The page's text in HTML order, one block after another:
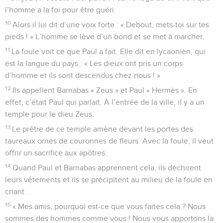
l’homme a la foi pour être guéri.
10 Alors il lui dit d’une voix forte : « Debout, mets-toi sur tes
pieds ! » L’homme se lève d’un bond et se met à marcher.
11 La foule voit ce que Paul a fait. Elle dit en lycaonien, qui
est la langue du pays : « Les dieux ont pris un corps
d’homme et ils sont descendus chez nous ! »
12 Ils appellent Barnabas « Zeus » et Paul « Hermès ». En
effet, c’était Paul qui parlait. À l’entrée de la ville, il y a un
temple pour le dieu Zeus.
13 Le prêtre de ce temple amène devant les portes des
taureaux ornés de couronnes de fleurs. Avec la foule, il veut
offrir un sacrifice aux apôtres.
14 Quand Paul et Barnabas apprennent cela, ils déchirent
leurs vêtements et ils se précipitent au milieu de la foule en
criant :
15 « Mes amis, pourquoi est-ce que vous faites cela ? Nous
sommes des hommes comme vous ! Nous vous apportons la